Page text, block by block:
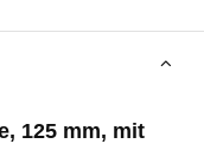
125 mm, mit